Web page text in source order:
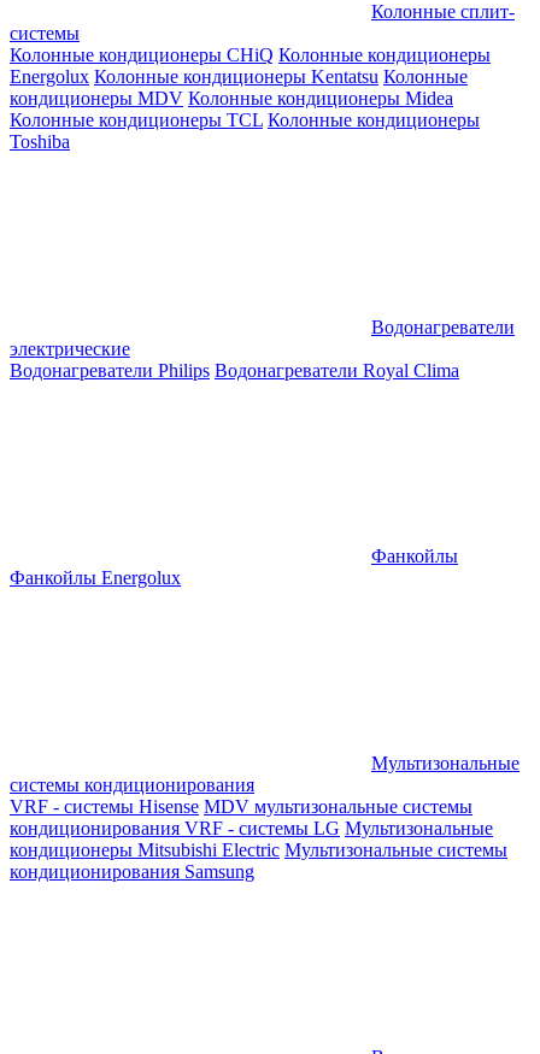
Колонные сплит-
системы
Колонные кондиционеры CHiQ Колонные кондиционеры
Energolux Колонные кондиционеры Kentatsu Колонные
кондиционеры MDV Колонные кондиционеры Midea
Колонные кондиционеры TCL Колонные кондиционеры
Toshiba
Водонагреватели
электрические
Водонагреватели Philips Водонагреватели Royal Clima
Фанкойлы
Фанкойлы Energolux
Мультизональные
системы кондиционирования
VRF - системы Hisense MDV мультизональные системы
кондиционирования VRF - системы LG Мультизональные
кондиционеры Mitsubishi Electric Мультизональные системы
кондиционирования Samsung